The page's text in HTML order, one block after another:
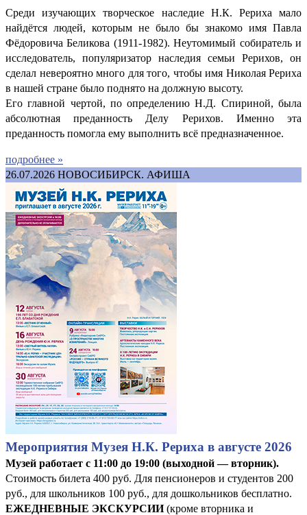
Среди изучающих творческое наследие Н.К. Рериха мало
найдётся людей, которым не было бы знакомо имя Павла
Фёдоровича Беликова (1911-1982). Неутомимый собиратель и
исследователь, популяризатор наследия семьи Рерихов, он
сделал невероятно много для того, чтобы имя Николая Рериха
в нашей стране было поднято на должную высоту.
Его главной чертой, по определению Н.Д. Спириной, была
абсолютная преданность Делу Рерихов. Именно эта
преданность помогла ему выполнить всё предназначенное.
подробнее »
26.07.2026 НОВОСИБИРСК. АФИША
Мероприятия Музея Н.К. Рериха в августе 2026
Музей работает с 11:00 до 19:00 (выходной — вторник).
Стоимость билета 400 руб. Для пенсионеров и студентов 200
руб., для школьников 100 руб., для дошкольников бесплатно.
ЕЖЕДНЕВНЫЕ ЭКСКУРСИИ(кроме вторника и